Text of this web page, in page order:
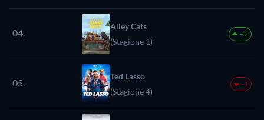
04.
Alley Cats
(Stagione 1)
+2
05.
Ted Lasso
(Stagione 4)
-1